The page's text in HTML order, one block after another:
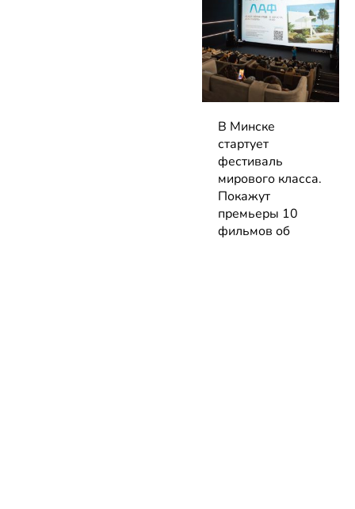
В Минске
стартует
фестиваль
мирового класса.
Покажут
премьеры 10
фильмов об